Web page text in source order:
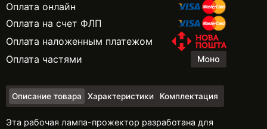
Оплата онлайн
Оплата на счет ФЛП
Оплата наложенным платежом
Оплата частями
Описание товара Характеристики Комплектация
Эта рабочая лампа-прожектор разработана для